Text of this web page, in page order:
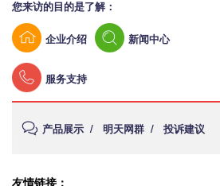
您来访的目的是了解：
企业介绍 新闻中心
服务支持
产品展示 / 明天网群 / 投诉建议
友情链接：